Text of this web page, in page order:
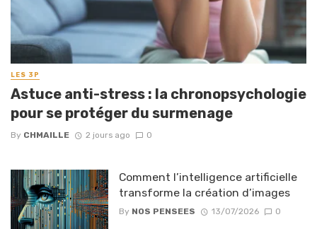
LES 3P
Astuce anti-stress : la chronopsychologie
pour se protéger du surmenage
By CHMAILLE 2 jours ago 0
Comment l’intelligence artificielle
transforme la création d’images
By NOS PENSEES 13/07/2026 0